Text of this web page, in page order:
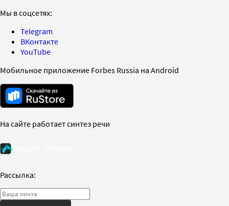
Мы в соцсетях:
Telegram
ВКонтакте
YouTube
Мобильное приложение Forbes Russia на Android
На сайте работает синтез речи
Рассылка: